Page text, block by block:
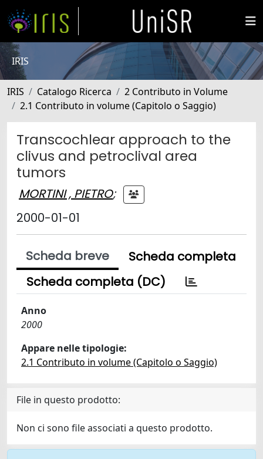
IRIS
IRIS Catalogo Ricerca
2 Contributo in Volume
2.1 Contributo in volume (Capitolo o Saggio)
Transcochlear approach to the
clivus and petroclival area
tumors
MORTINI , PIETRO;
2000-01-01
Scheda breve
Scheda completa
Scheda completa (DC)
Anno
2000
Appare nelle tipologie:
2.1 Contributo in volume (Capitolo o Saggio)
File in questo prodotto:
Non ci sono file associati a questo prodotto.